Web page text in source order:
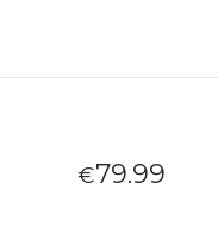
€79.99